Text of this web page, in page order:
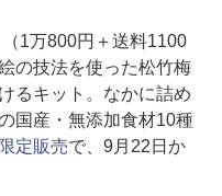
1万800円＋送料1100
の技法を使った松竹梅
るキット。なかに詰め
国産・無添加食材10種
定販売で、9月22日か